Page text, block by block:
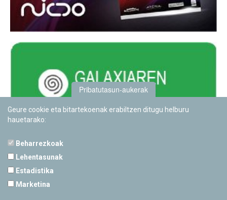
Pribatutasun-aukerak
Geure cookie eta bitartekoenak erabiltzen ditugu helburu
hauetarako:
Beharrezkoak
Lehentasunak
Estadistika
Marketina